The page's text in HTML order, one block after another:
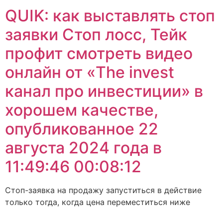
QUIK: как выставлять стоп
заявки Стоп лосс, Тейк
профит смотреть видео
онлайн от «The invest
канал про инвестиции» в
хорошем качестве,
опубликованное 22
августа 2024 года в
11:49:46 00:08:12
Стоп-заявка на продажу запуститься в действие
только тогда, когда цена переместиться ниже